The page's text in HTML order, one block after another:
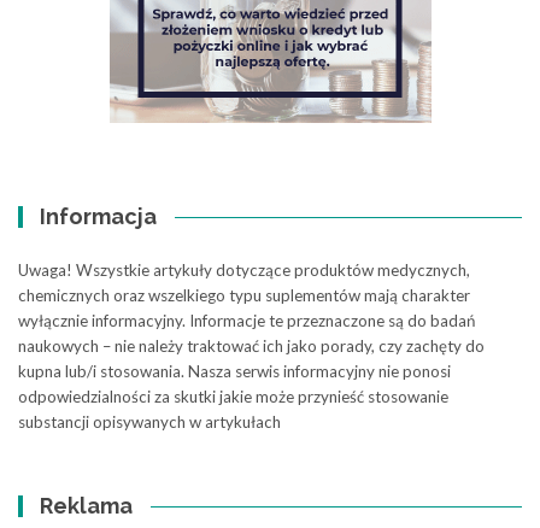
Informacja
Uwaga! Wszystkie artykuły dotyczące produktów medycznych,
chemicznych oraz wszelkiego typu suplementów mają charakter
wyłącznie informacyjny. Informacje te przeznaczone są do badań
naukowych – nie należy traktować ich jako porady, czy zachęty do
kupna lub/i stosowania. Nasza serwis informacyjny nie ponosi
odpowiedzialności za skutki jakie może przynieść stosowanie
substancji opisywanych w artykułach
Reklama